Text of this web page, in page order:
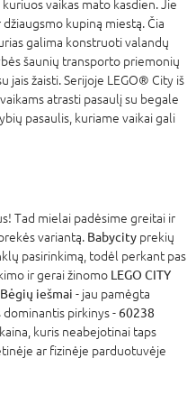
vaikas mato kasdien. Jie
kupiną miestą. Čia
galima konstruoti valandų
šaunių transporto priemonių
jais žaisti. Serijoje LEGO® City iš
atrasti pasaulį su begale
pasaulis, kuriame vaikai gali
Tad mielai padėsime greitai ir
variantą. Babycity prekių
pasirinkimą, todėl perkant pas
ir gerai žinomo LEGO CITY
iešmai - jau pamėgta
pirkinys - 60238
kuris neabejotinai taps
ar fizinėje parduotuvėje